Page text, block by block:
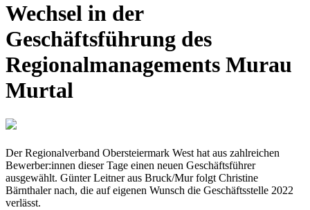
Wechsel in der
Geschäftsführung des
Regionalmanagements Murau
Murtal
Der Regionalverband Obersteiermark West hat aus zahlreichen
Bewerber:innen dieser Tage einen neuen Geschäftsführer
ausgewählt. Günter Leitner aus Bruck/Mur folgt Christine
Bärnthaler nach, die auf eigenen Wunsch die Geschäftsstelle 2022
verlässt.